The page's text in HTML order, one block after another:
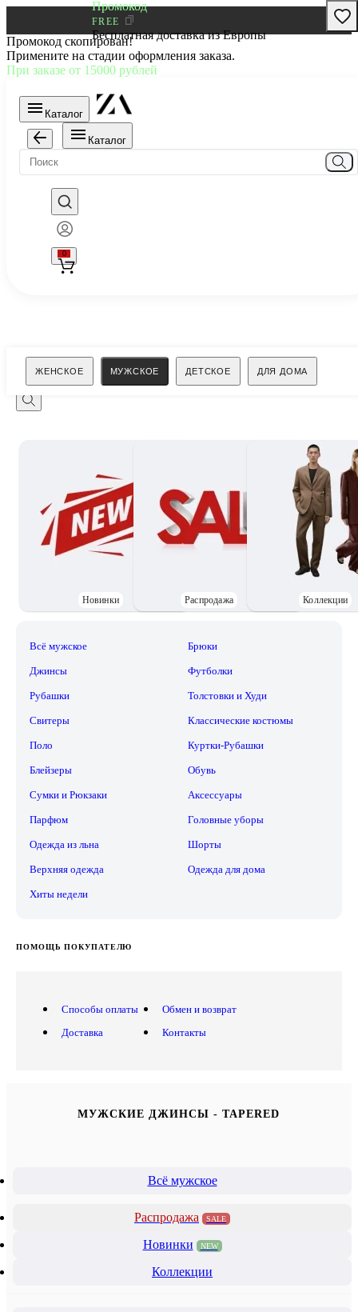
Промокод
FREE
Бесплатная доставка из Европы
Промокод скопирован!
Примените на стадии оформления заказа.
При заказе от 15000 рублей
Каталог
Каталог
0
ЖЕНСКОЕ МУЖСКОЕ ДЕТСКОЕ ДЛЯ ДОМА
Поиск
Новинки Распродажа Коллекции
Всё мужское Брюки
Джинсы Футболки
Рубашки Толстовки и Худи
Свитеры Классические костюмы
Поло Куртки-Рубашки
Блейзеры Обувь
Сумки и Рюкзаки Аксессуары
Парфюм Головные уборы
Одежда из льна Шорты
Верхняя одежда Одежда для дома
Хиты недели
ПОМОЩЬ ПОКУПАТЕЛЮ
Способы оплаты
Доставка
Обмен и возврат
Контакты
МУЖСКИЕ ДЖИНСЫ - TAPERED
Всё мужское
Распродажа SALE
Новинки NEW
Коллекции